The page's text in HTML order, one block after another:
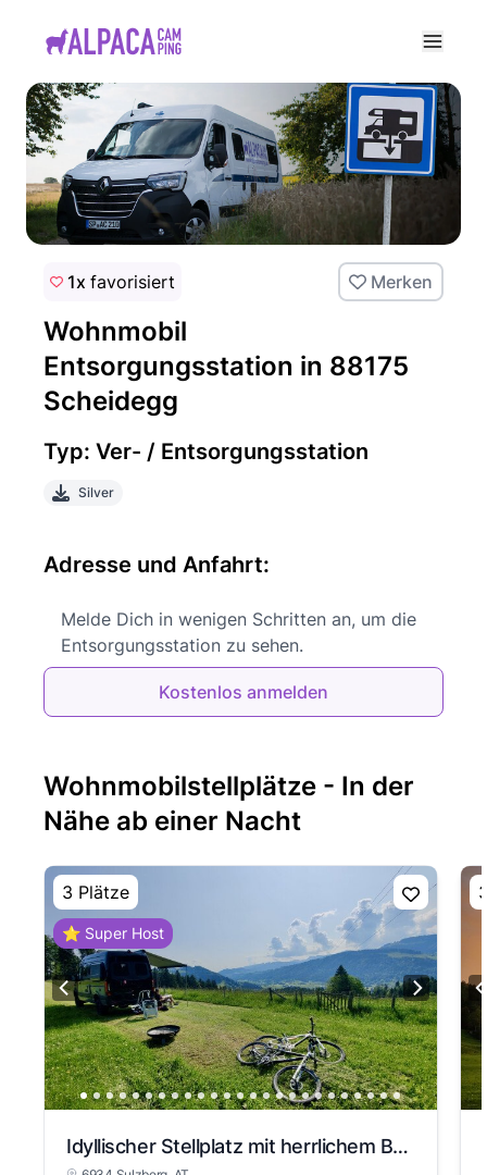
Wohnmobil
Entsorgungsstation in 88175
Scheidegg
1x favorisiert Merken
Typ: Ver- / Entsorgungsstation
Silver
Adresse und Anfahrt:
Melde Dich in wenigen Schritten an, um die
Entsorgungsstation zu sehen.
Kostenlos anmelden
Wohnmobilstellplätze - In der
Nähe ab einer Nacht
3 Plätze
⭐ Super Host
Idyllischer Stellplatz mit herrlichem Bergblick